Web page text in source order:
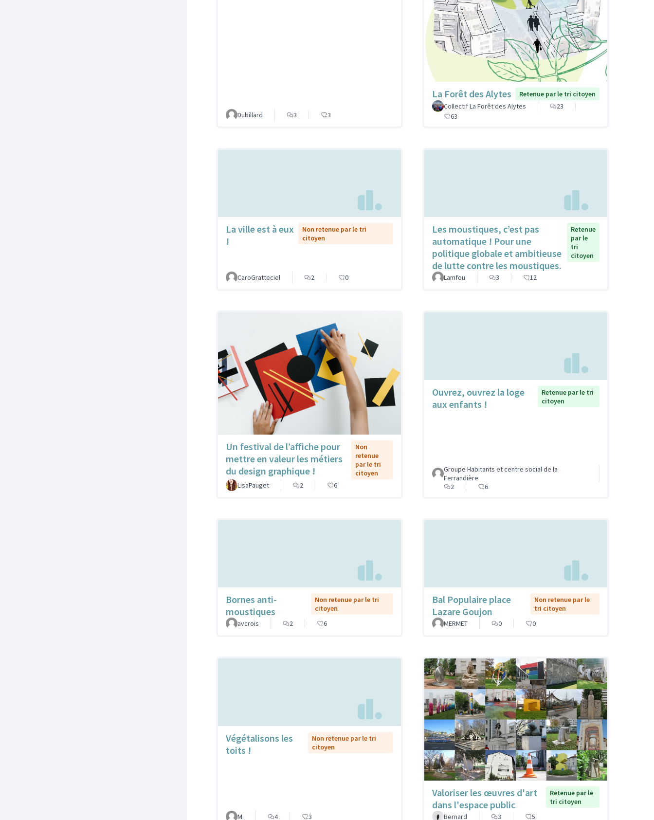
Dubillard 3 3
La Forêt des Alytes
Retenue par le tri citoyen
Collectif La Forêt des Alytes
23
63
La ville est à eux
!
Non retenue par le tri
citoyen
CaroGratteciel 2 0
Les moustiques, c’est pas
automatique ! Pour une
politique globale et ambitieuse
de lutte contre les moustiques.
Retenue
par le
tri
citoyen
Lamfou 3 12
Un festival de l’affiche pour
mettre en valeur les métiers
du design graphique !
Non
retenue
par le tri
citoyen
LisaPauget
2 6
Ouvrez, ouvrez la loge
aux enfants !
Retenue par le tri
citoyen
Groupe Habitants et centre social de la
Ferrandière
2
6
Bornes anti-
moustiques
Non retenue par le tri
citoyen
avcrois
2 6
Bal Populaire place
Lazare Goujon
Non retenue par le
tri citoyen
MERMET
0 0
Végétalisons les
toits !
Non retenue par le tri
citoyen
M. 4 3
Valoriser les œuvres d'art
dans l'espace public
Retenue par le
tri citoyen
Bernard
3 5